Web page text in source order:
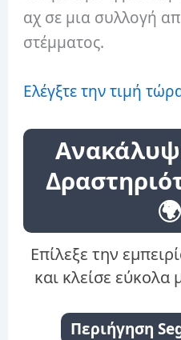
αχ σε μια συλλογή
στέμματος.
Ελέγξτε την τιμή
Επίλεξε την
και κλείσε εύκολα
Περιήγηση